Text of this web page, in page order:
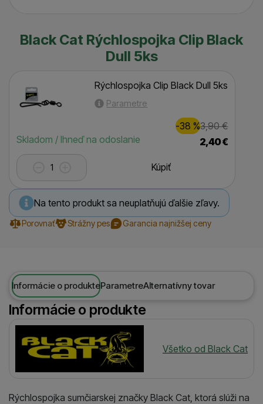
Black Cat Rýchlospojka Clip Black
Dull 5ks
Dostupnosť
Skladom / Ihneď na odoslanie
Rýchlospojka Clip Black Dull 5ks
Parametre
Pôvodná
3,90€
Zľava
2,00€
(
-38 %
)
2,40€
Kúpiť
Na tento produkt sa neuplatňujú ďalšie zľavy.
Porovnať Strážny pes Garancia najnižšej ceny
Informácie o produkteParametreAlternatívny tovar
Informácie o produkte
Výrobca
Všetko od Black Cat
Rýchlospojka sumčiarskej značky Black Cat, ktorá slúži na